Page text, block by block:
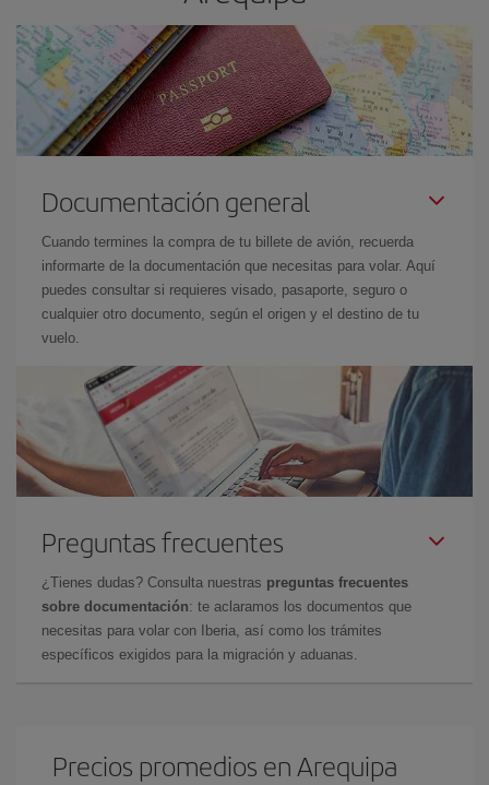
Documentación general
Cuando termines la compra de tu billete de avión, recuerda
informarte de la documentación que necesitas para volar. Aquí
puedes consultar si requieres visado, pasaporte, seguro o
cualquier otro documento, según el origen y el destino de tu
vuelo.
Preguntas frecuentes
¿Tienes dudas? Consulta nuestras preguntas frecuentes
sobre documentación: te aclaramos los documentos que
necesitas para volar con Iberia, así como los trámites
específicos exigidos para la migración y aduanas.
Precios promedios en Arequipa